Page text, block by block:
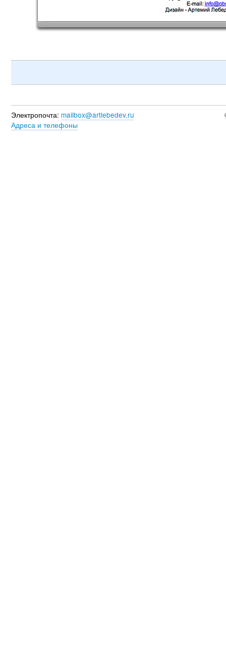
Электропочта: mailbox@artlebedev.ru
Адреса и телефоны